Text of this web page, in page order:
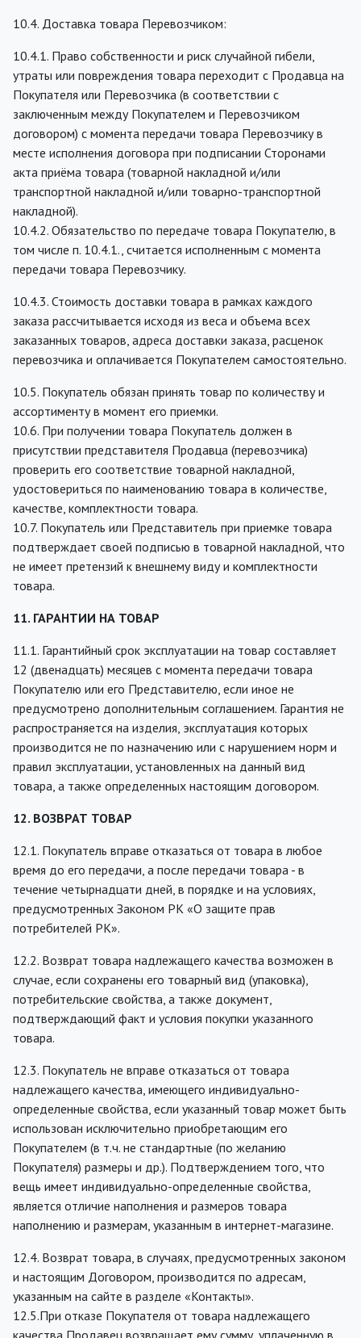
10.4. Доставка товара Перевозчиком:
10.4.1. Право собственности и риск случайной гибели,
утраты или повреждения товара переходит с Продавца на
Покупателя или Перевозчика (в соответствии с
заключенным между Покупателем и Перевозчиком
договором) с момента передачи товара Перевозчику в
месте исполнения договора при подписании Сторонами
акта приёма товара (товарной накладной и/или
транспортной накладной и/или товарно-транспортной
накладной).
10.4.2. Обязательство по передаче товара Покупателю, в
том числе п. 10.4.1., считается исполненным с момента
передачи товара Перевозчику.
10.4.3. Стоимость доставки товара в рамках каждого
заказа рассчитывается исходя из веса и объема всех
заказанных товаров, адреса доставки заказа, расценок
перевозчика и оплачивается Покупателем самостоятельно.
10.5. Покупатель обязан принять товар по количеству и
ассортименту в момент его приемки.
10.6. При получении товара Покупатель должен в
присутствии представителя Продавца (перевозчика)
проверить его соответствие товарной накладной,
удостовериться по наименованию товара в количестве,
качестве, комплектности товара.
10.7. Покупатель или Представитель при приемке товара
подтверждает своей подписью в товарной накладной, что
не имеет претензий к внешнему виду и комплектности
товара.
11. ГАРАНТИИ НА ТОВАР
11.1. Гарантийный срок эксплуатации на товар составляет
12 (двенадцать) месяцев с момента передачи товара
Покупателю или его Представителю, если иное не
предусмотрено дополнительным соглашением. Гарантия не
распространяется на изделия, эксплуатация которых
производится не по назначению или с нарушением норм и
правил эксплуатации, установленных на данный вид
товара, а также определенных настоящим договором.
12. ВОЗВРАТ ТОВАР
12.1. Покупатель вправе отказаться от товара в любое
время до его передачи, а после передачи товара - в
течение четырнадцати дней, в порядке и на условиях,
предусмотренных Законом РК «О защите прав
потребителей РК».
12.2. Возврат товара надлежащего качества возможен в
случае, если сохранены его товарный вид (упаковка),
потребительские свойства, а также документ,
подтверждающий факт и условия покупки указанного
товара.
12.3. Покупатель не вправе отказаться от товара
надлежащего качества, имеющего индивидуально-
определенные свойства, если указанный товар может быть
использован исключительно приобретающим его
Покупателем (в т.ч. не стандартные (по желанию
Покупателя) размеры и др.). Подтверждением того, что
вещь имеет индивидуально-определенные свойства,
является отличие наполнения и размеров товара
наполнению и размерам, указанным в интернет-магазине.
12.4. Возврат товара, в случаях, предусмотренных законом
и настоящим Договором, производится по адресам,
указанным на сайте в разделе «Контакты».
12.5.При отказе Покупателя от товара надлежащего
качества Продавец возвращает ему сумму, уплаченную в